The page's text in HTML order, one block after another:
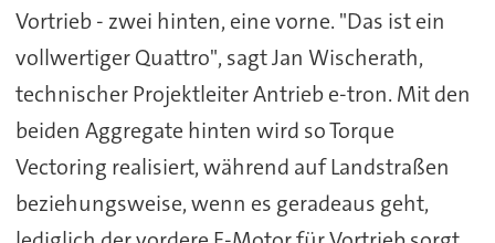
Vortrieb - zwei hinten, eine vorne. "Das ist ein
vollwertiger Quattro", sagt Jan Wischerath,
technischer Projektleiter Antrieb e-tron. Mit den
beiden Aggregate hinten wird so Torque
Vectoring realisiert, während auf Landstraßen
beziehungsweise, wenn es geradeaus geht,